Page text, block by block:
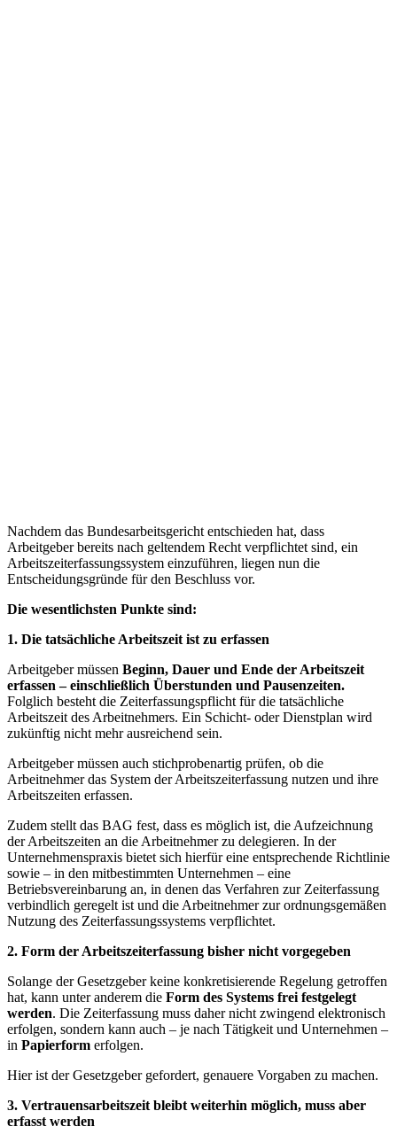
Nachdem das Bundesarbeitsgericht entschieden hat, dass
Arbeitgeber bereits nach geltendem Recht verpflichtet sind, ein
Arbeitszeiterfassungssystem einzuführen, liegen nun die
Entscheidungsgründe für den Beschluss vor.
Die wesentlichsten Punkte sind:
1. Die tatsächliche Arbeitszeit ist zu erfassen
Arbeitgeber müssen Beginn, Dauer und Ende der Arbeitszeit
erfassen – einschließlich Überstunden und Pausenzeiten.
Folglich besteht die Zeiterfassungspflicht für die tatsächliche
Arbeitszeit des Arbeitnehmers. Ein Schicht- oder Dienstplan wird
zukünftig nicht mehr ausreichend sein.
Arbeitgeber müssen auch stichprobenartig prüfen, ob die
Arbeitnehmer das System der Arbeitszeiterfassung nutzen und ihre
Arbeitszeiten erfassen.
Zudem stellt das BAG fest, dass es möglich ist, die Aufzeichnung
der Arbeitszeiten an die Arbeitnehmer zu delegieren. In der
Unternehmenspraxis bietet sich hierfür eine entsprechende Richtlinie
sowie – in den mitbestimmten Unternehmen – eine
Betriebsvereinbarung an, in denen das Verfahren zur Zeiterfassung
verbindlich geregelt ist und die Arbeitnehmer zur ordnungsgemäßen
Nutzung des Zeiterfassungssystems verpflichtet.
2. Form der Arbeitszeiterfassung bisher nicht vorgegeben
Solange der Gesetzgeber keine konkretisierende Regelung getroffen
hat, kann unter anderem die Form des Systems frei festgelegt
werden. Die Zeiterfassung muss daher nicht zwingend elektronisch
erfolgen, sondern kann auch – je nach Tätigkeit und Unternehmen –
in Papierform erfolgen.
Hier ist der Gesetzgeber gefordert, genauere Vorgaben zu machen.
3. Vertrauensarbeitszeit bleibt weiterhin möglich, muss aber
erfasst werden